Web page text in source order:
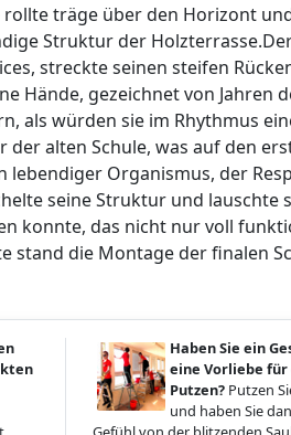
rollte träge über den Horizont
Struktur der
streckte seinen steifen
Hände, gezeichnet von
als würden sie im Rhythmus
der alten Schule, was auf den
lebendiger Organismus, der
seine Struktur und lauschte
konnte, das nicht nur voll
stand die Montage der finalen
Haben Sie ein
eine Vorliebe für
Putzen? Putzen
und haben Sie